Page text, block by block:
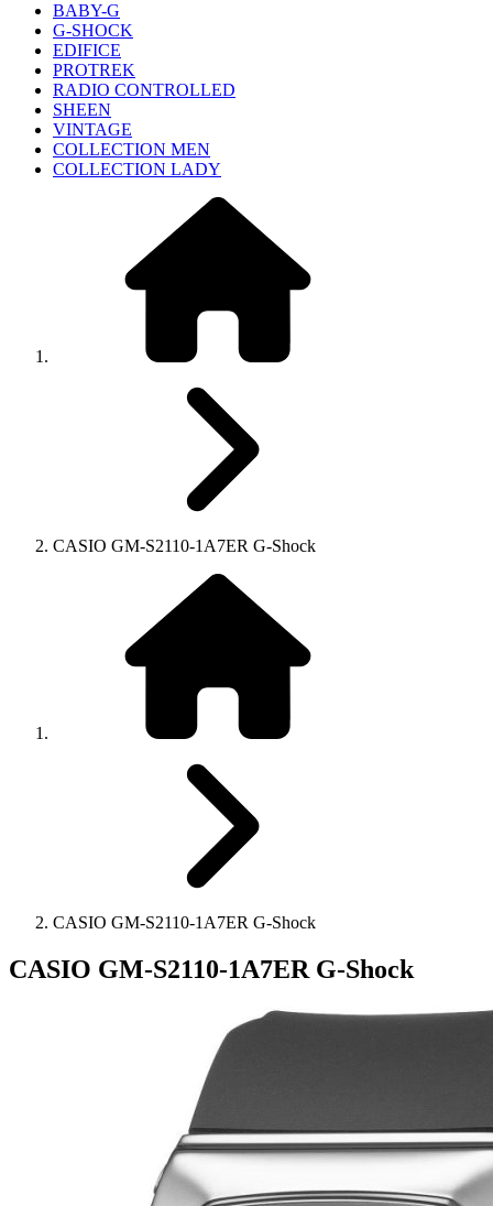
BABY-G
G-SHOCK
EDIFICE
PROTREK
RADIO CONTROLLED
SHEEN
VINTAGE
COLLECTION MEN
COLLECTION LADY
CASIO GM-S2110-1A7ER G-Shock
CASIO GM-S2110-1A7ER G-Shock
CASIO GM-S2110-1A7ER G-Shock